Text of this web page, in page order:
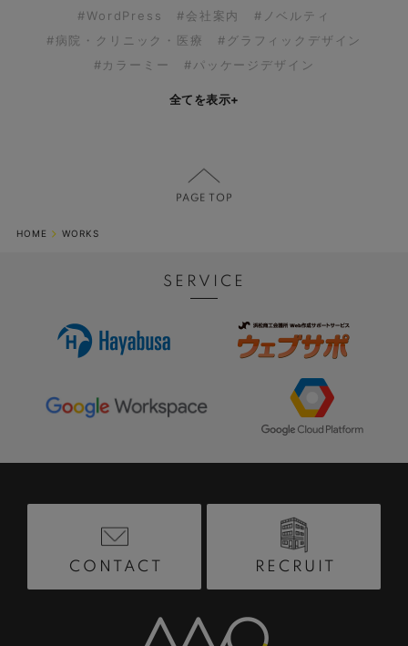
#WordPress
#会社案内
#ノベルティ
#病院・クリニック・医療
#グラフィックデザイン
#カラーミー
#パッケージデザイン
全てを表示+
HOME WORKS
SERVICE
CONTACT RECRUIT